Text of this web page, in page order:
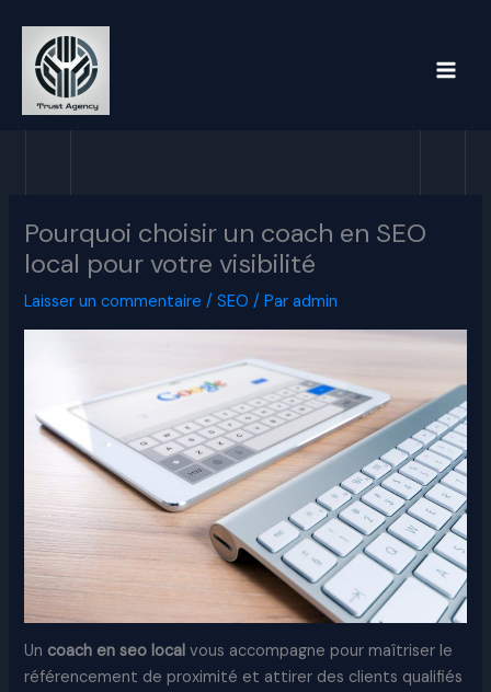
contenu
Pourquoi choisir un coach en SEO
local pour votre visibilité
Laisser un commentaire /SEO / Paradmin
Un coach en seo local vous accompagne pour maîtriser le
référencement de proximité et attirer des clients qualifiés